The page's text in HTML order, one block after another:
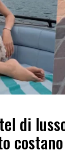
di
costano